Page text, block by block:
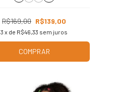
R$169,00 R$139,00
3 x de R$46,33 sem juros
COMPRAR